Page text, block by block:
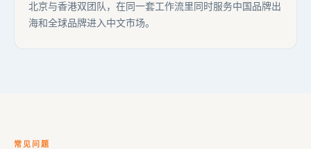
北京与香港双团队，在同一套工作流里同时服务中国品牌出
海和全球品牌进入中文市场。
常见问题